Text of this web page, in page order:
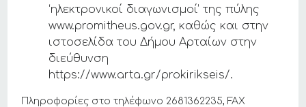
‘ηλεκτρονικοί διαγωνισμοί’ της πύλης
www.promitheus.gov.gr, καθώς και στην
ιστοσελίδα του Δήμου Αρταίων στην
διεύθυνση
https://www.arta.gr/prokirikseis/.
Πληροφορίες στο τηλέφωνο 2681362235, FAX